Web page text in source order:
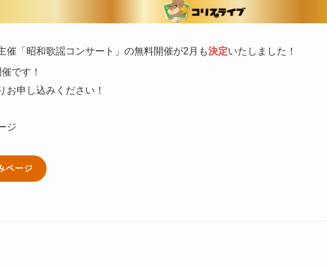
催「昭和歌謡コンサート」の無料開催が2月も決定いたしました！
です！
お申し込みください！
ジ
ページ